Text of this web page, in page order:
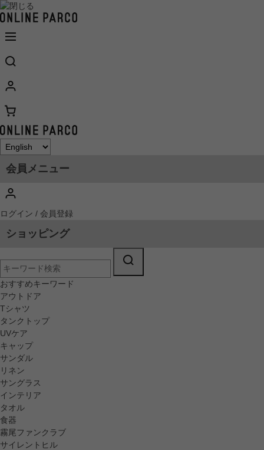
会員メニュー
ログイン / 会員登録
ショッピング
おすすめキーワード
アウトドア
Tシャツ
タンクトップ
UVケア
キャップ
サンダル
リネン
サングラス
インテリア
タオル
食器
霧尾ファンクラブ
サイレントヒル